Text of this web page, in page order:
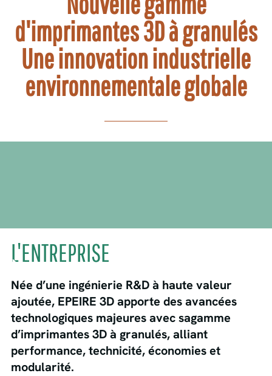
d'imprimantes 3D à granulés
Une innovation industrielle
environnementale globale
L'ENTREPRISE
Née d’une ingénierie R&D à haute valeur
ajoutée, EPEIRE 3D apporte des avancées
technologiques majeures avec sagamme
d’imprimantes 3D à granulés, alliant
performance, technicité, économies et
modularité.